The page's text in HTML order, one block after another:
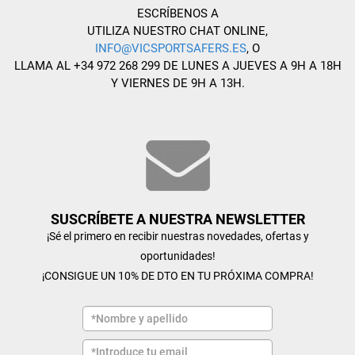
ESCRÍBENOS A
UTILIZA NUESTRO CHAT ONLINE,
INFO@VICSPORTSAFERS.ES, O
LLAMA AL +34 972 268 299 DE LUNES A JUEVES A 9H A 18H
Y VIERNES DE 9H A 13H.
SUSCRÍBETE A NUESTRA NEWSLETTER
¡Sé el primero en recibir nuestras novedades, ofertas y
oportunidades!
¡CONSIGUE UN 10% DE DTO EN TU PRÓXIMA COMPRA!